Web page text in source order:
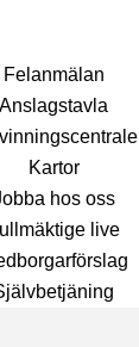
Fel­anmälan
Anslags­tavla
Kartor
hos oss
live